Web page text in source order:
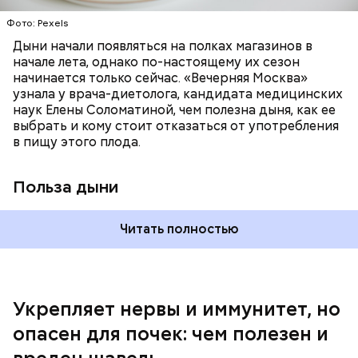
Фото: Pexels
Дыни начали появляться на полках магазинов в
начале лета, однако по-настоящему их сезон
начинается только сейчас. «Вечерняя Москва»
узнала у врача-диетолога, кандидата медицинских
наук Елены Соломатиной, чем полезна дыня, как ее
выбрать и кому стоит отказаться от употребления
в пищу этого плода.
Польза дыни
калий — оказывает мочегонное действие,
поддерживает сердечно-сосудистую
систему и предотвращает скачки давления;
магний — помогает калию и не дает сосудам
спазмироваться.
Читать полностью
Укрепляет нервы и иммунитет, но
опасен для почек: чем полезен и
— Если человек уже болеет мочекаменной
По мнению специалиста, здоровому человеку
достаточно включать щавель в рацион несколько
виде или припущенном на сковороде.
— Однако если человеку нужно не разжижать
кровь, а наоборот, ее коагулировать, то нужно
уточнила диетолог.